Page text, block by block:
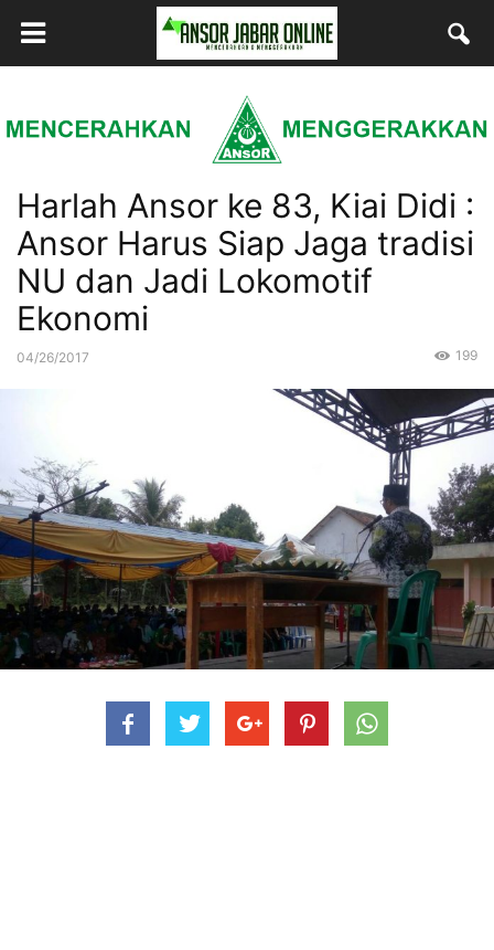
Harlah Ansor ke 83, Kiai Didi :
Ansor Harus Siap Jaga tradisi
NU dan Jadi Lokomotif
Ekonomi
04/26/2017 199